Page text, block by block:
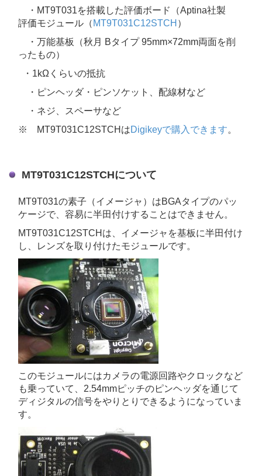
・MT9T031を搭載した評価ボード（Aptina社製
評価モジュール（ MT9T031C12STCH ）
・万能基板（秋月 Bタイプ 95mm×72mm両面を削
ったもの）
・1kΩくらいの抵抗
・ピンヘッダ・ピンソケット、配線材など
・ネジ、スペーサなど
※ MT9T031C12STCHはDigikeyで購入できます。
MT9T031C12STCHについて
MT9T031の素子（イメージャ）はBGAタイプのパッ
ケージで、容易に半田付けすることはできません。
MT9T031C12STCHは、イメージャを基板に半田付け
し、レンズを取り付けたモジュールです。
このモジュールにはカメラの電源回路やクロックなど
も乗っていて、2.54mmピッチのピンヘッダを通じて
ディジタルの信号をやりとりできるようになっていま
す。